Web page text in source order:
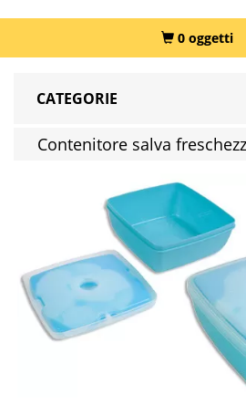
0 oggetti
CATEGORIE
Contenitore salva